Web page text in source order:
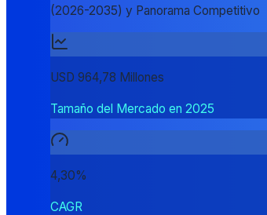
(2026-2035) y Panorama Competitivo
USD 964,78 Millones
Tamaño del Mercado en 2025
4,30%
CAGR